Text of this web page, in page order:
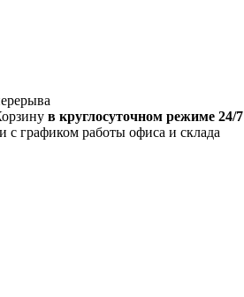
в круглосуточном режиме 24/7
с графиком работы офиса и склада